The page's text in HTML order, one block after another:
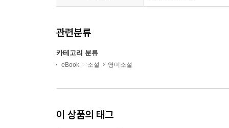
관련분류
카테고리 분류
eBook 소설 영미소설
이 상품의 태그